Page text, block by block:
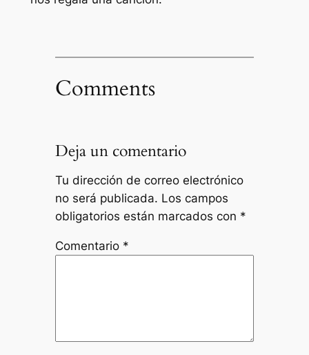
Comments
Deja un comentario
Tu dirección de correo electrónico
no será publicada. Los campos
obligatorios están marcados con *
Comentario *